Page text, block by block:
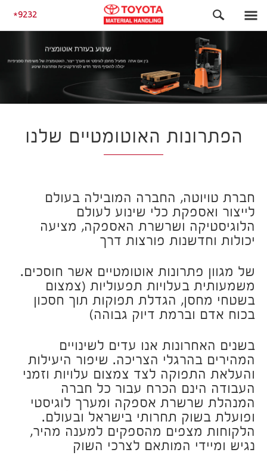
9232 התחלה הפתרונות האוטומטיים שלנו
הפתרונות האוטומטיים שלנו
חברת טויוטה, החברה המובילה בעולם
לייצור ואספקת כלי שינוע לעולם
הלוגיסטיקה ושרשרת האספקה, מציעה
יכולות וחדשנות פורצות דרך
.של מגוון פתרונות אוטומטיים אשר חוסכים
משמעותית בעלויות תפעוליות (צמצום
בשטחי מחסן, הגדלת תפוקות תוך חסכון
בכוח אדם וברמת דיוק גבוהה)
בשנים האחרונות אנו עדים לשינויים
המהירים בהרגלי הצריכה. שיפור היעילות
והעלאת התפוקה לצד צמצום עלויות וזמני
העבודה הינם הכרח עבור כל חברה
המנהלת שרשרת אספקה ומערך לוגיסטי
ופועלת בשוק תחרותי בישראל ובעולם.
הלקוחות מצפים מהספקים למענה מהיר,
נגיש ומיידי המותאם לצרכי השוק